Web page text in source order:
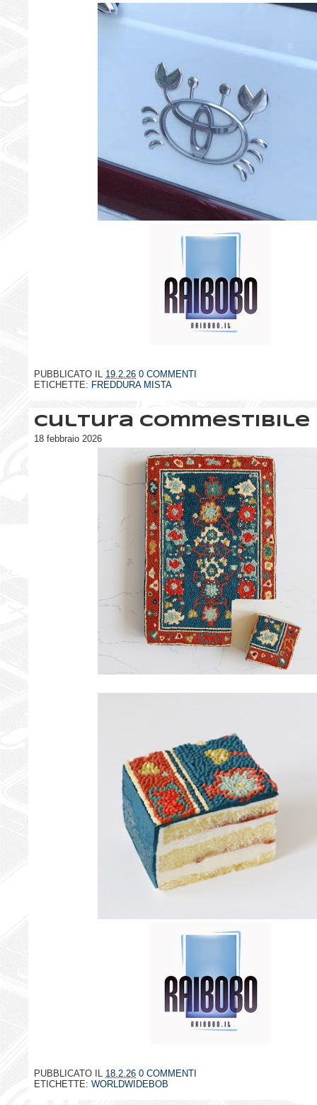
PUBBLICATO IL 19.2.26 0 COMMENTI
ETICHETTE: FREDDURA MISTA
Cultura commestibile
18 febbraio 2026
PUBBLICATO IL 18.2.26 0 COMMENTI
ETICHETTE: WORLDWIDEBOB